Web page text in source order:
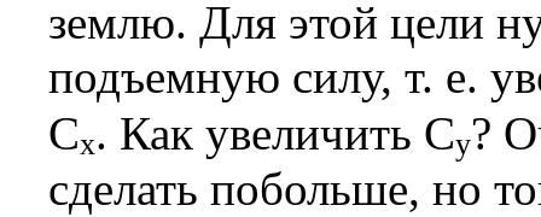
землю. Для этой цели
подъемную силу, т. е.
Cx. Как увеличить Cy?
сделать побольше, но